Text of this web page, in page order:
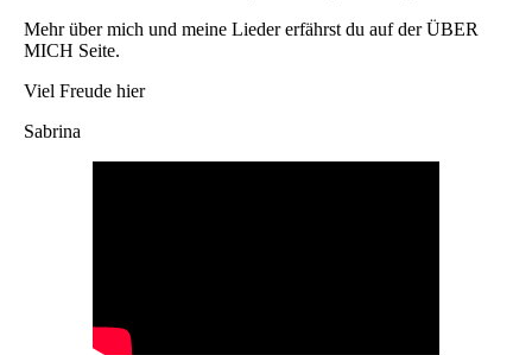
Mehr über mich und meine Lieder erfährst du auf der ÜBER
MICH Seite.
Viel Freude hier
Sabrina